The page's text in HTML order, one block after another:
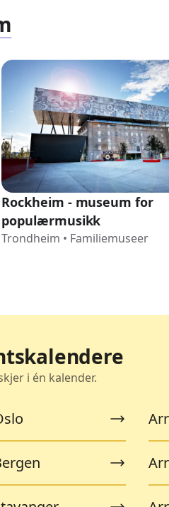
Rockheim - museum for
populærmusikk
Trondheim • Familiemuseer
i én kalender.